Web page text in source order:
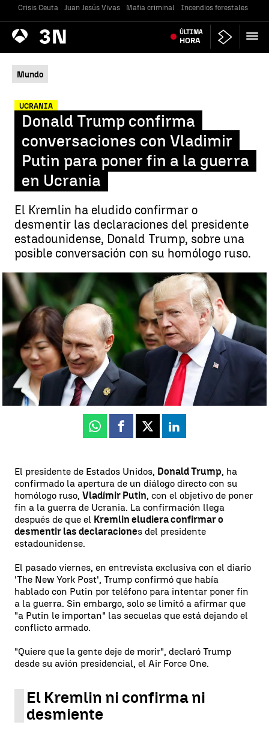
Crisis Ceuta Juan Jesús Vivas Mafia criminal Incendios forestales
Antena
3 Noticias ÚLTIMA
HORA
Mundo
UCRANIA
Donald Trump confirma
conversaciones con Vladimir
Putin para poner fin a la guerra
en Ucrania
El Kremlin ha eludido confirmar o
desmentir las declaraciones del presidente
estadounidense, Donald Trump, sobre una
posible conversación con su homólogo ruso.
Donald Trump confirma conversaciones con Vladimir Putin para
poner fin a la guerra en Ucrania |
EFE
Neila Gallego
Publicado: 09 de febrero de 2025, 11:26
Whatsapp
Facebook
X Linkedin
El presidente de Estados Unidos, Donald Trump, ha
confirmado la apertura de un diálogo directo con su
homólogo ruso, Vladímir Putin, con el objetivo de poner
fin a la guerra de Ucrania. La confirmación llega
después de que el Kremlin eludiera confirmar o
desmentir las declaraciones del presidente
estadounidense.
El pasado viernes, en entrevista exclusiva con el diario
'The New York Post', Trump confirmó que había
hablado con Putin por teléfono para intentar poner fin
a la guerra. Sin embargo, solo se limitó a afirmar que
"a Putin le importan" las secuelas que está dejando el
conflicto armado.
"Quiere que la gente deje de morir", declaró Trump
desde su avión presidencial, el Air Force One.
El Kremlin ni confirma ni
desmiente